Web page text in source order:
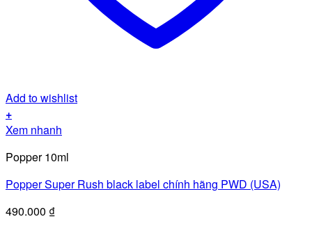
Add to wishlist
+
Xem nhanh
Popper 10ml
Popper Super Rush black label chính hãng PWD (USA)
490.000 ₫